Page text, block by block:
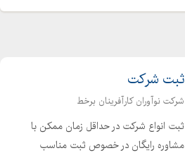
ثبت شرکت
شرکت نوآوران کارآفرینان برخط
ثبت انواع شرکت در حداقل زمان ممکن با
مشاوره رایگان در خصوص ثبت مناسب